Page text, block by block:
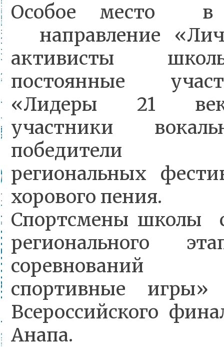
Особое место
направление
активисты
постоянные
«Лидеры 21
участники
победители
региональных
хорового пения.
Спортсмены школы
регионального
соревнований
спортивные
Всероссийского
Анапа.